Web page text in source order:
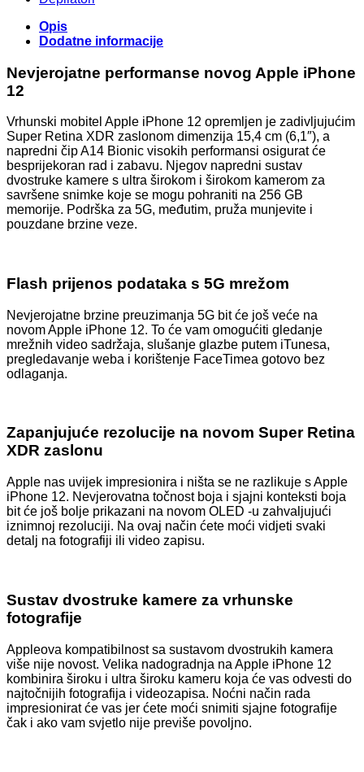
Opis
Dodatne informacije
Nevjerojatne performanse novog Apple iPhone
12
Vrhunski mobitel Apple iPhone 12 opremljen je zadivljujućim
Super Retina XDR zaslonom dimenzija 15,4 cm (6,1″), a
napredni čip A14 Bionic visokih performansi osigurat će
besprijekoran rad i zabavu. Njegov napredni sustav
dvostruke kamere s ultra širokom i širokom kamerom za
savršene snimke koje se mogu pohraniti na 256 GB
memorije. Podrška za 5G, međutim, pruža munjevite i
pouzdane brzine veze.
Flash prijenos podataka s 5G mrežom
Nevjerojatne brzine preuzimanja 5G bit će još veće na
novom Apple iPhone 12. To će vam omogućiti gledanje
mrežnih video sadržaja, slušanje glazbe putem iTunesa,
pregledavanje weba i korištenje FaceTimea gotovo bez
odlaganja.
Zapanjujuće rezolucije na novom Super Retina
XDR zaslonu
Apple nas uvijek impresionira i ništa se ne razlikuje s Apple
iPhone 12. Nevjerovatna točnost boja i sjajni konteksti boja
bit će još bolje prikazani na novom OLED -u zahvaljujući
iznimnoj rezoluciji. Na ovaj način ćete moći vidjeti svaki
detalj na fotografiji ili video zapisu.
Sustav dvostruke kamere za vrhunske
fotografije
Appleova kompatibilnost sa sustavom dvostrukih kamera
više nije novost. Velika nadogradnja na Apple iPhone 12
kombinira široku i ultra široku kameru koja će vas odvesti do
najtočnijih fotografija i videozapisa. Noćni način rada
impresionirat će vas jer ćete moći snimiti sjajne fotografije
čak i ako vam svjetlo nije previše povoljno.